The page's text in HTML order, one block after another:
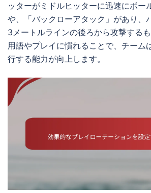
ッターがミドルヒッターに迅速にボー
や、「バックローアタック」があり、
3メートルラインの後ろから攻撃する
用語やプレイに慣れることで、チーム
行する能力が向上します。